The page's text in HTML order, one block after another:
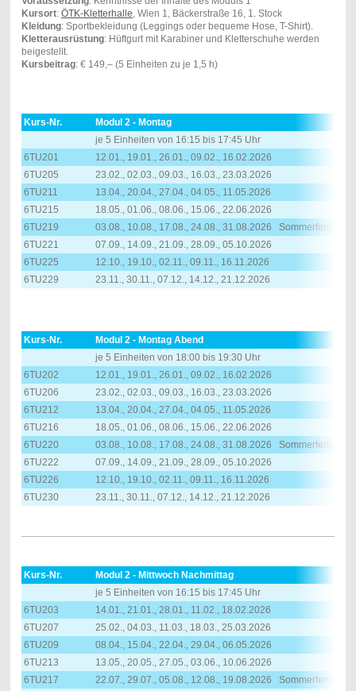
Kursort: ÖTK-Kletterhalle, Wien 1, Bäckerstraße 16, 1. Stock
Kleidung: Sportbekleidung (Leggings oder bequeme Hose, T-Shirt).
Kletterausrüstung: Hüftgurt mit Karabiner und Kletterschuhe werden
beigestellt.
Kursbeitrag: € 149,– (5 Einheiten zu je 1,5 h)
Kurs-Nr.
Modul 2 - Montag
je 5 Einheiten von 16:15 bis 17:45 Uhr
6TU201
12.01., 19.01., 26.01., 09.02., 16.02.2026
6TU205
23.02., 02.03., 09.03., 16.03., 23.03.2026
6TU211
13.04., 20.04., 27.04., 04.05., 11.05.2026
6TU215
18.05., 01.06., 08.06., 15.06., 22.06.2026
6TU219
03.08., 10.08., 17.08., 24.08., 31.08.2026 Sommerferien
6TU221
07.09., 14.09., 21.09., 28.09., 05.10.2026
6TU225
12.10., 19.10., 02.11., 09.11., 16.11.2026
6TU229
23.11., 30.11., 07.12., 14.12., 21.12.2026
Kurs-Nr.
Modul 2 - Montag Abend
je 5 Einheiten von 18:00 bis 19:30 Uhr
6TU202
12.01., 19.01., 26.01., 09.02., 16.02.2026
6TU206
23.02., 02.03., 09.03., 16.03., 23.03.2026
6TU212
13.04., 20.04., 27.04., 04.05., 11.05.2026
6TU216
18.05., 01.06., 08.06., 15.06., 22.06.2026
6TU220
03.08., 10.08., 17.08., 24.08., 31.08.2026 Sommerferien
6TU222
07.09., 14.09., 21.09., 28.09., 05.10.2026
6TU226
12.10., 19.10., 02.11., 09.11., 16.11.2026
6TU230
23.11., 30.11., 07.12., 14.12., 21.12.2026
Kurs-Nr.
Modul 2 - Mittwoch Nachmittag
je 5 Einheiten von 16:15 bis 17:45 Uhr
6TU203
14.01., 21.01., 28.01., 11.02., 18.02.2026
6TU207
25.02., 04.03., 11.03., 18.03., 25.03.2026
6TU209
08.04., 15.04., 22.04., 29.04., 06.05.2026
6TU213
13.05., 20.05., 27.05., 03.06., 10.06.2026
6TU217
22.07., 29.07., 05.08., 12.08., 19.08.2026 Sommerferien